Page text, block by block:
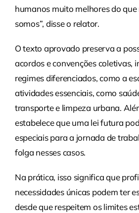
humanos muito melhores do que
somos”, disse o relator.
O texto aprovado preserva a
acordos e convenções coletivas,
regimes diferenciados, como a
atividades essenciais, como
transporte e limpeza urbana.
estabelece que uma lei futura
especiais para a jornada de
folga nesses casos.
Na prática, isso significa que
necessidades únicas podem ter
desde que respeitem os limites